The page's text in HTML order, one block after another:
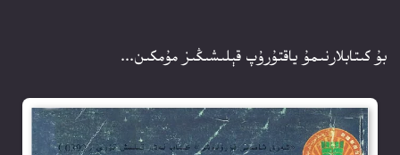
بۇ كىتابلارنىمۇ ياقتۇرۇپ قېلىشىڭىز مۇمكىن...